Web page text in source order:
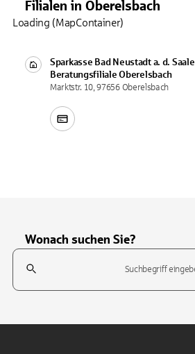
Filialen in Oberelsbach
Sparkasse Bad Neustadt a. d. Saale
Beratungsfiliale Oberelsbach
Marktstr. 10, 97656 Oberelsbach
Loading (MapContainer)
Wonach suchen Sie?
Suchfeld